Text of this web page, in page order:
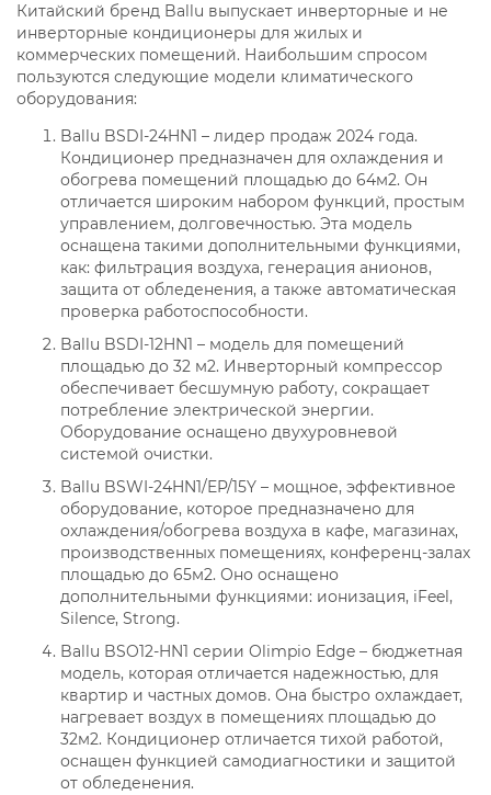
Китайский бренд Ballu выпускает инверторные и не
инверторные кондиционеры для жилых и
коммерческих помещений. Наибольшим спросом
пользуются следующие модели климатического
оборудования:
Ballu BSDI-24HN1 – лидер продаж 2024 года.
Кондиционер предназначен для охлаждения и
обогрева помещений площадью до 64м2. Он
отличается широким набором функций, простым
управлением, долговечностью. Эта модель
оснащена такими дополнительными функциями,
как: фильтрация воздуха, генерация анионов,
защита от обледенения, а также автоматическая
проверка работоспособности.
Ballu BSDI-12HN1 – модель для помещений
площадью до 32 м2. Инверторный компрессор
обеспечивает бесшумную работу, сокращает
потребление электрической энергии.
Оборудование оснащено двухуровневой
системой очистки.
Ballu BSWI-24HN1/EP/15Y – мощное, эффективное
оборудование, которое предназначено для
охлаждения/обогрева воздуха в кафе, магазинах,
производственных помещениях, конференц-залах
площадью до 65м2. Оно оснащено
дополнительными функциями: ионизация, iFeel,
Silence, Strong.
Ballu BSO12-HN1 серии Olimpio Edge – бюджетная
модель, которая отличается надежностью, для
квартир и частных домов. Она быстро охлаждает,
нагревает воздух в помещениях площадью до
32м2. Кондиционер отличается тихой работой,
оснащен функцией самодиагностики и защитой
от обледенения.